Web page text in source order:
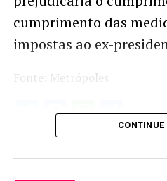
cumprimento das
impostas ao ex-
Fonte: Metrópoles
Twitter
Facebook
CONTINUE